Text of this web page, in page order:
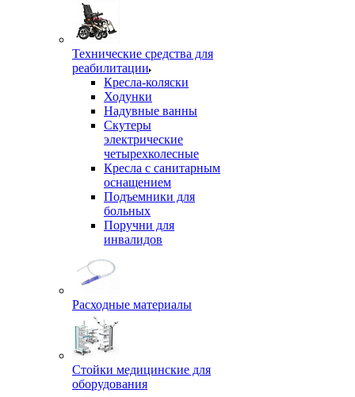
Технические средства для
реабилитации
Кресла-коляски
Ходунки
Надувные ванны
Скутеры
электрические
четырехколесные
Кресла с санитарным
оснащением
Подъемники для
больных
Поручни для
инвалидов
Расходные материалы
Стойки медицинские для
оборудования